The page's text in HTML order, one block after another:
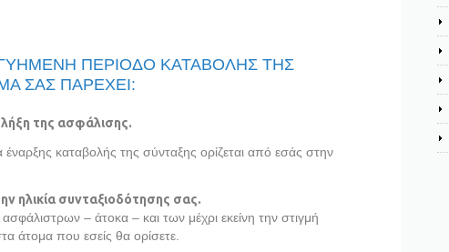
ΠΕΡΙΟΔΟ ΚΑΤΑΒΟΛΗΣ ΤΗΣ
ΣΑΣ ΠΑΡΕΧΕΙ:
της ασφάλισης.
έναρξης καταβολής της σύνταξης ορίζεται από εσάς στην
ηλικία συνταξιοδότησης σας.
– άτοκα – και των μέχρι εκείνη την στιγμή
άτομα που εσείς θα ορίσετε.